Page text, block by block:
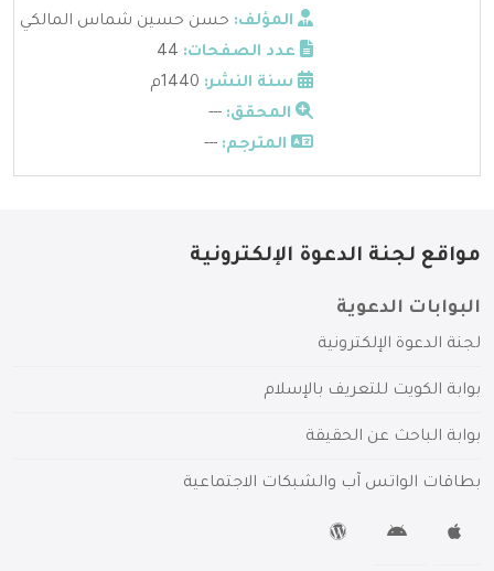
المؤلف: حسن حسين شماس المالكي
عدد الصفحات:
سنة النشر:
المحقق: ---
المترجم: ---
مواقع لجنة الدعوة الإلكترونية
البوابات الدعوية
لجنة الدعوة الإلكترونية
بوابة الكويت للتعريف بالإسلام
بوابة الباحث عن الحقيقة
بطاقات الواتس آب والشبكات الاجتماعية